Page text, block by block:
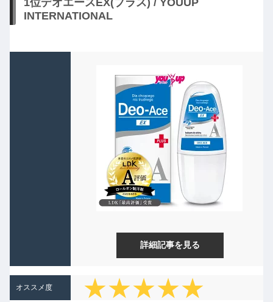
INTERNATIONAL
詳細記事を見る
オススメ度 ★★★★★